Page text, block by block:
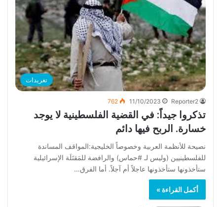
تغريدات
Reporter2
11/10/2023
762
‏تذكروا جيداً: في القضية الفلسطينية لا يوجد
خسارة. الربح فيها دائم
نصيحة للأنظمة العربية وخصوصاً الخليجية:المواقف المساندة
للفلسطينيين (وليس لـ #حماس) والرافضة للمَقتَلَة الإسرائيلية
ستأخذونها ستأخذونها عاجلاً أم آجلاً. أما الفرق…
أكمل القراءة »